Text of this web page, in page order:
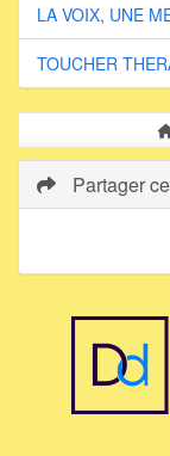
LA VOIX, UNE
TOUCHER
Partager